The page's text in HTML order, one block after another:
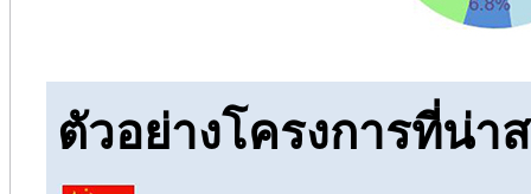
ตัวอย่างโครงการที่น่า